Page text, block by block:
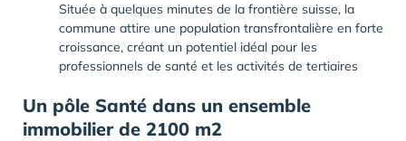
Située à quelques minutes de la frontière suisse, la
commune attire une population transfrontalière en forte
croissance, créant un potentiel idéal pour les
professionnels de santé et les activités de tertiaires
Un pôle Santé dans un ensemble
immobilier de 2100 m2